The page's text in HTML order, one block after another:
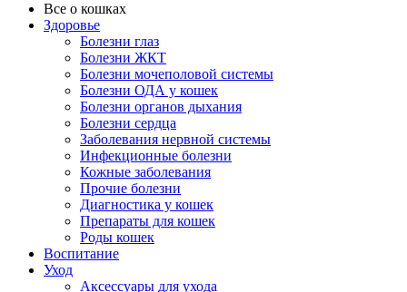
Все о кошках
Здоровье
Болезни глаз
Болезни ЖКТ
Болезни мочеполовой системы
Болезни ОДА у кошек
Болезни органов дыхания
Болезни сердца
Заболевания нервной системы
Инфекционные болезни
Кожные заболевания
Прочие болезни
Диагностика у кошек
Препараты для кошек
Роды кошек
Воспитание
Уход
Аксессуары для ухода